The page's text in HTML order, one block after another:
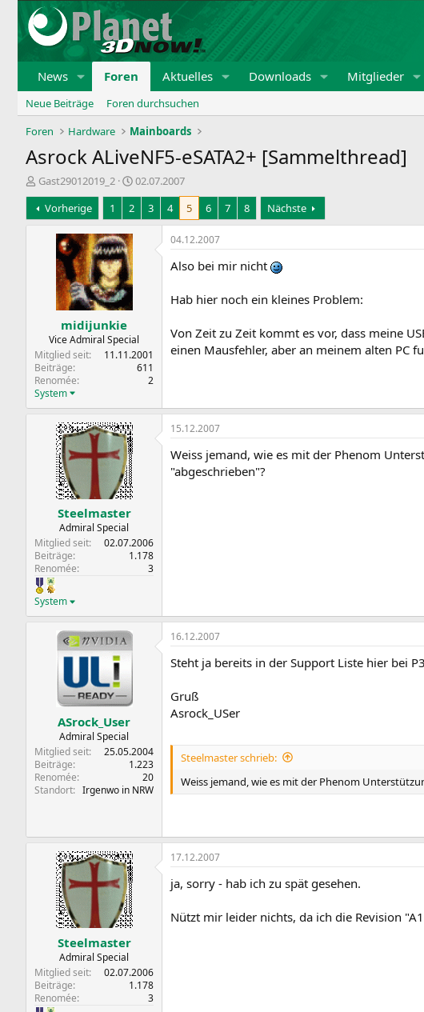
News Foren Aktuelles Downloads Mitglieder
Neue Beiträge
Foren durchsuchen
Foren
Hardware Mainboards
Asrock ALiveNF5-eSATA2+ [Sammelthread]
E
r
s
t
Gast29012019_2
E
r
t
02.07.2007
Vorherige
1 2 3 4 5 6 7 8 Nächste
midijunkie
Vice Admiral Special
Mitglied seit
11.11.2001
Beiträge
611
Renomée
2
System
04.12.2007
Also bei mir nicht
Hab hier noch ein kleines Problem:
Von Zeit zu Zeit kommt es vor, dass meine
einen Mausfehler, aber an meinem alten PC
Steelmaster
Admiral Special
Mitglied seit
02.07.2006
Beiträge
1.178
Renomée
3
System
15.12.2007
Weiss jemand, wie es mit der Phenom
"abgeschrieben"?
ASrock_User
Admiral Special
Mitglied seit
25.05.2004
Beiträge
1.223
Renomée
20
Standort
Irgenwo in NRW
16.12.2007
Steht ja bereits in der Support Liste hier bei
Gruß
Asrock_USer
Steelmaster schrieb:
Weiss jemand, wie es mit der Phenom
Steelmaster
Admiral Special
Mitglied seit
02.07.2006
Beiträge
1.178
Renomée
3
17.12.2007
ja, sorry - hab ich zu spät gesehen.
Nützt mir leider nichts, da ich die Revision